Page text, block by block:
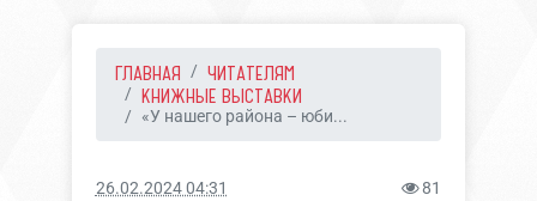
ГЛАВНАЯ
ЧИТАТЕЛЯМ
КНИЖНЫЕ ВЫСТАВКИ
«У нашего района – юби...
26.02.2024 04:31 81